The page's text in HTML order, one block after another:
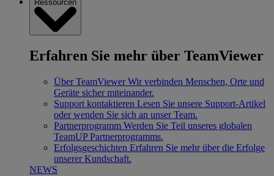
Ressourcen
Erfahren Sie mehr über TeamViewer
Über TeamViewer Wir verbinden Menschen, Orte und
Geräte sicher miteinander.
Support kontaktieren Lesen Sie unsere Support-Artikel
oder wenden Sie sich an unser Team.
Partnerprogramm Werden Sie Teil unseres globalen
TeamUP Partnerprogramms.
Erfolgsgeschichten Erfahren Sie mehr über die Erfolge
unserer Kundschaft.
NEWS